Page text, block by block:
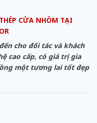
CỬA NHÔM TẠI
cho đối tác và khách
cao cấp, có giá trị gia
một tương lai tốt đẹp